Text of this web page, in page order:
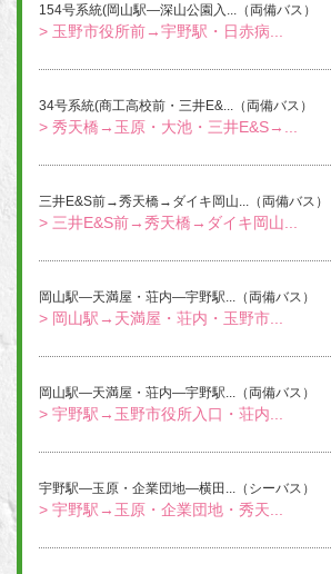
154号系統(岡山駅―深山公園入...（両備バス）
> 玉野市役所前→宇野駅・日赤病...
34号系統(商工高校前・三井E&...（両備バス）
> 秀天橋→玉原・大池・三井E&S→...
三井E&S前→秀天橋→ダイキ岡山...（両備バス）
> 三井E&S前→秀天橋→ダイキ岡山...
岡山駅―天満屋・荘内―宇野駅...（両備バス）
> 岡山駅→天満屋・荘内・玉野市...
岡山駅―天満屋・荘内―宇野駅...（両備バス）
> 宇野駅→玉野市役所入口・荘内...
宇野駅―玉原・企業団地―横田...（シーバス）
> 宇野駅→玉原・企業団地・秀天...